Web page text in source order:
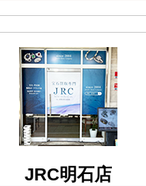
JRC明石店